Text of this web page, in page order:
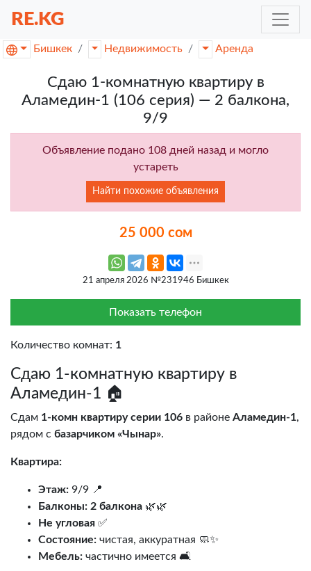
RE.KG
Бишкек Недвижимость Аренда
Сдаю 1-комнатную квартиру в
Аламедин-1 (106 серия) — 2 балкона,
9/9
Объявление подано 108 дней назад и могло
устареть
Найти похожие объявления
25 000 сом
21 апреля 2026 №231946 Бишкек
Показать телефон
Количество комнат: 1
Сдаю 1-комнатную квартиру в
Аламедин-1 🏠
Сдам 1-комн квартиру серии 106 в районе Аламедин-1,
рядом с базарчиком «Чынар».
Квартира:
Этаж: 9/9 📍
Балконы: 2 балкона 🌿🌿
Не угловая ✅
Состояние: чистая, аккуратная 🧼✨
Мебель: частично имеется 🛋️